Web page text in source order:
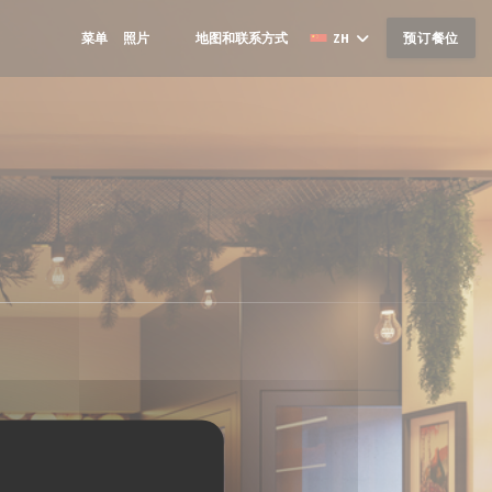
菜单 照片 ((在新窗口中打开))
((在新窗口中打开))
地图和联系方式 ZH 预订餐位